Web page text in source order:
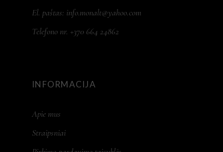
El. paštas: info.monalt@yahoo.com
Telefono nr. +370 664 24862
INFORMACIJA
Apie mus
Straipsniai